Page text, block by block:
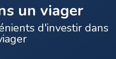
un viager
d'investir dans